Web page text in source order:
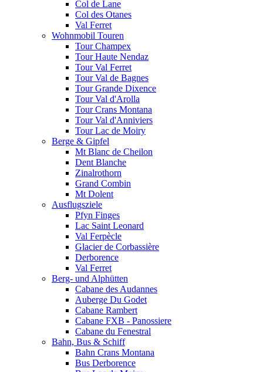
Col de Lane
Col des Otanes
Val Ferret
Wohnmobil Touren
Tour Champex
Tour Haute Nendaz
Tour Val Ferret
Tour Val de Bagnes
Tour Grande Dixence
Tour Val d'Arolla
Tour Crans Montana
Tour Val d'Anniviers
Tour Lac de Moiry
Berge & Gipfel
Mt Blanc de Cheilon
Dent Blanche
Zinalrothorn
Grand Combin
Mt Dolent
Ausflugsziele
Pfyn Finges
Lac Saint Leonard
Val Ferpècle
Glacier de Corbassière
Derborence
Val Ferret
Berg- und Alphütten
Cabane des Audannes
Auberge Du Godet
Cabane Rambert
Cabane FXB - Panossiere
Cabane du Fenestral
Bahn, Bus & Schiff
Bahn Crans Montana
Bus Derborence